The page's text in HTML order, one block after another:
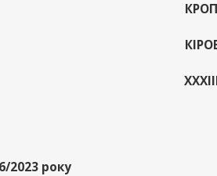
2023 року